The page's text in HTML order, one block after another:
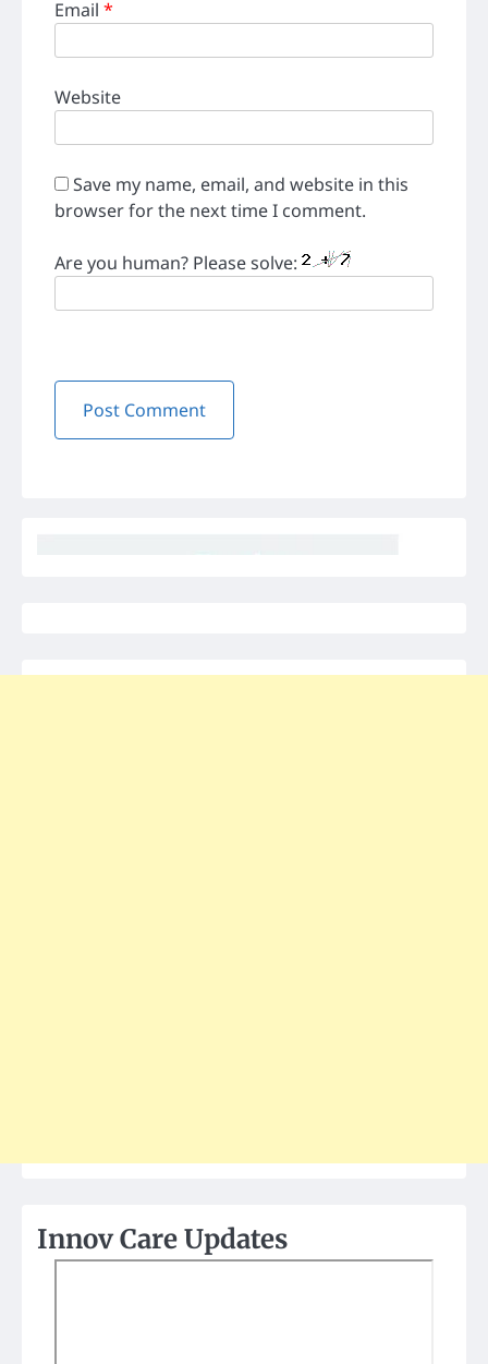
Email *
Website
Save my name, email, and website in this
browser for the next time I comment.
Are you human? Please solve:
Innov Care Updates